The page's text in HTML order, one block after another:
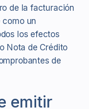
de la facturación
como un
los efectos
Nota de Crédito
de
emitir